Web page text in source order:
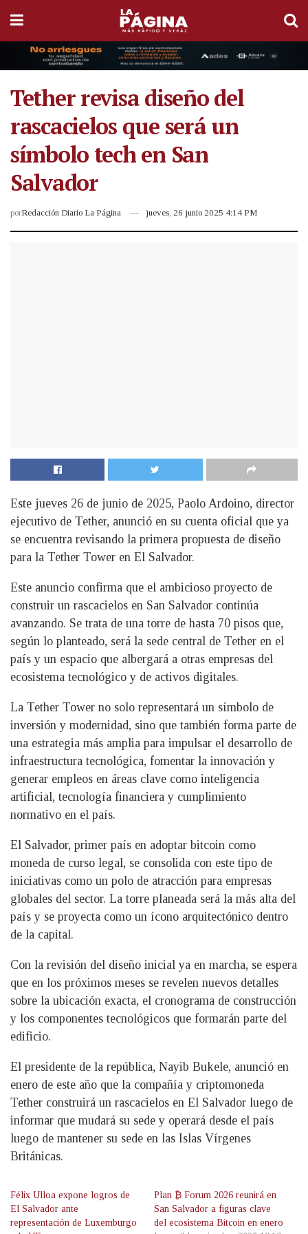
Tether revisa diseño del
rascacielos que será un
símbolo tech en San
Salvador
porRedacción Diario La Página jueves, 26 junio 2025 4:14 PM
Este jueves 26 de junio de 2025, Paolo Ardoino, director
ejecutivo de Tether, anunció en su cuenta oficial que ya
se encuentra revisando la primera propuesta de diseño
para la Tether Tower en El Salvador.
Este anuncio confirma que el ambicioso proyecto de
construir un rascacielos en San Salvador continúa
avanzando. Se trata de una torre de hasta 70 pisos que,
según lo planteado, será la sede central de Tether en el
país y un espacio que albergará a otras empresas del
ecosistema tecnológico y de activos digitales.
La Tether Tower no solo representará un símbolo de
inversión y modernidad, sino que también forma parte de
una estrategia más amplia para impulsar el desarrollo de
infraestructura tecnológica, fomentar la innovación y
generar empleos en áreas clave como inteligencia
artificial, tecnología financiera y cumplimiento
normativo en el país.
El Salvador, primer país en adoptar bitcoin como
moneda de curso legal, se consolida con este tipo de
iniciativas como un polo de atracción para empresas
globales del sector. La torre planeada será la más alta del
país y se proyecta como un ícono arquitectónico dentro
de la capital.
Con la revisión del diseño inicial ya en marcha, se espera
que en los próximos meses se revelen nuevos detalles
sobre la ubicación exacta, el cronograma de construcción
y los componentes tecnológicos que formarán parte del
edificio.
El presidente de la república, Nayib Bukele, anunció en
enero de este año que la compañía y criptomoneda
Tether construirá un rascacielos en El Salvador luego de
informar que mudará su sede y operará desde el país
luego de mantener su sede en las Islas Vírgenes
Británicas.
Félix Ulloa expone logros de
El Salvador ante
representación de Luxemburgo
Plan ₿ Forum 2026 reunirá en
San Salvador a figuras clave
del ecosistema Bitcoin en enero